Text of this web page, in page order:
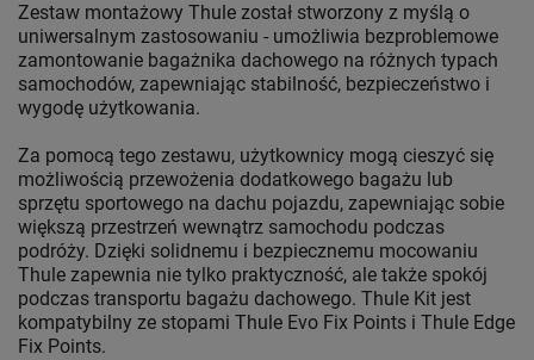
Zestaw montażowy Thule został stworzony z myślą o
uniwersalnym zastosowaniu - umożliwia bezproblemowe
zamontowanie bagażnika dachowego na różnych typach
samochodów, zapewniając stabilność, bezpieczeństwo i
wygodę użytkowania.
Za pomocą tego zestawu, użytkownicy mogą cieszyć się
możliwością przewożenia dodatkowego bagażu lub
sprzętu sportowego na dachu pojazdu, zapewniając sobie
większą przestrzeń wewnątrz samochodu podczas
podróży. Dzięki solidnemu i bezpiecznemu mocowaniu
Thule zapewnia nie tylko praktyczność, ale także spokój
podczas transportu bagażu dachowego. Thule Kit jest
kompatybilny ze stopami Thule Evo Fix Points i Thule Edge
Fix Points.